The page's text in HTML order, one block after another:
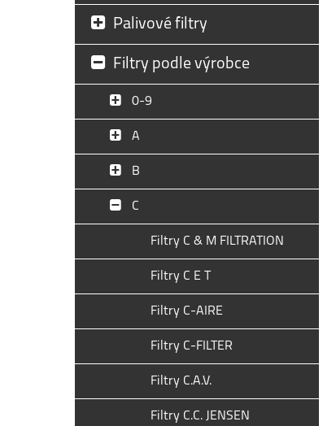
Palivové filtry
Filtry podle výrobce
0-9
A
B
C
Filtry C & M FILTRATION
Filtry C E T
Filtry C-AIRE
Filtry C-FILTER
Filtry C.A.V.
Filtry C.C. JENSEN